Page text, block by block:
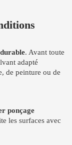
. Avant toute
adapté
de peinture ou de
ponçage
les surfaces avec